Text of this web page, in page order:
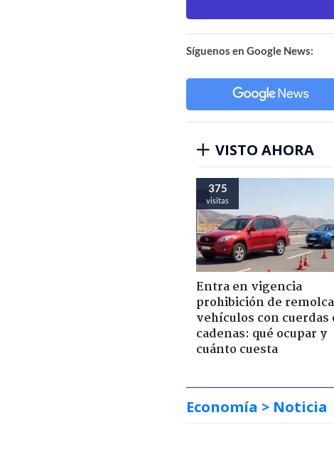
Síguenos en Google News:
VISTO AHORA
375
visitas
Entra en vigencia
prohibición de
vehículos con cuerdas
cadenas: qué ocupar y
cuánto cuesta
Economía > Noticia